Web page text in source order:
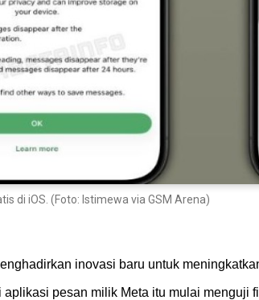
di iOS. (Foto: Istimewa via GSM Arena)
inovasi baru untuk
pesan milik Meta itu mulai